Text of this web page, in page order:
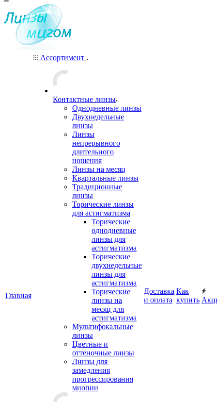
Главная
Ассортимент
Контактные линзы
Однодневные линзы
Двухнедельные
линзы
Линзы
непрерывного
длительного
ношения
Линзы на месяц
Квартальные линзы
Традиционные
линзы
Торические линзы
для астигматизма
Торические
однодневные
линзы для
астигматизма
Торические
двухнедельные
линзы для
астигматизма
Торические
линзы на
месяц для
астигматизма
Мультифокальные
линзы
Цветные и
оттеночные линзы
Линзы для
замедления
прогрессирования
миопии
Доставка
и оплата
Как
купить